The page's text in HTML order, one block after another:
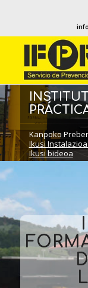
Kanpoko
Ikusi
Ikusi bideoa